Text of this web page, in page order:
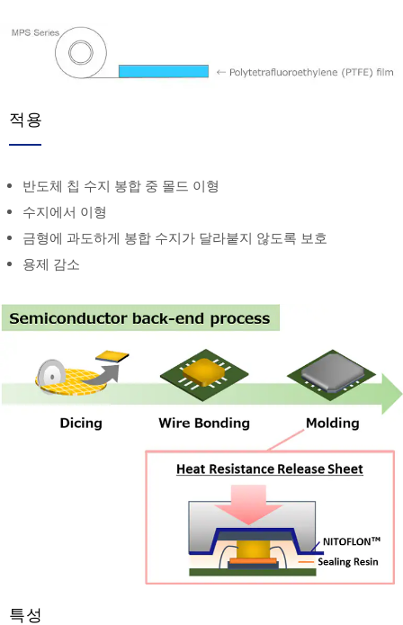
적용
반도체 칩 수지 봉합 중 몰드 이형
수지에서 이형
금형에 과도하게 봉합 수지가 달라붙지 않도록 보호
용제 감소
특성